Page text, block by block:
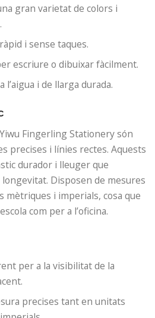
gran varietat de colors i
i sense taques.
escriure o dibuixar fàcilment.
i de llarga durada.
Fingerling Stationery són
precises i línies rectes. Aquests
durador i lleuger que
Disposen de mesures
mètriques i imperials, cosa que
com per a l’oficina.
per a la visibilitat de la
precises tant en unitats